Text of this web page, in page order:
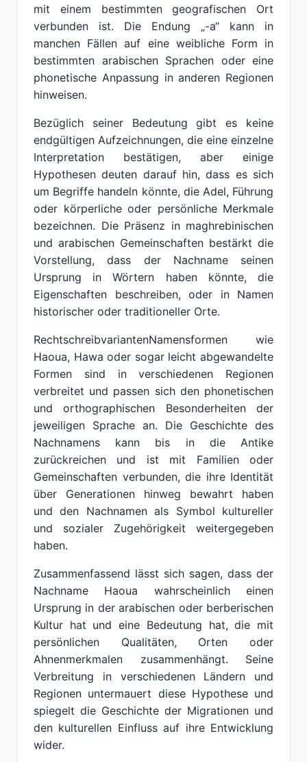
mit einem bestimmten geografischen Ort
verbunden ist. Die Endung „-a“ kann in
manchen Fällen auf eine weibliche Form in
bestimmten arabischen Sprachen oder eine
phonetische Anpassung in anderen Regionen
hinweisen.
Bezüglich seiner Bedeutung gibt es keine
endgültigen Aufzeichnungen, die eine einzelne
Interpretation bestätigen, aber einige
Hypothesen deuten darauf hin, dass es sich
um Begriffe handeln könnte, die Adel, Führung
oder körperliche oder persönliche Merkmale
bezeichnen. Die Präsenz in maghrebinischen
und arabischen Gemeinschaften bestärkt die
Vorstellung, dass der Nachname seinen
Ursprung in Wörtern haben könnte, die
Eigenschaften beschreiben, oder in Namen
historischer oder traditioneller Orte.
RechtschreibvariantenNamensformen wie
Haoua, Hawa oder sogar leicht abgewandelte
Formen sind in verschiedenen Regionen
verbreitet und passen sich den phonetischen
und orthographischen Besonderheiten der
jeweiligen Sprache an. Die Geschichte des
Nachnamens kann bis in die Antike
zurückreichen und ist mit Familien oder
Gemeinschaften verbunden, die ihre Identität
über Generationen hinweg bewahrt haben
und den Nachnamen als Symbol kultureller
und sozialer Zugehörigkeit weitergegeben
haben.
Zusammenfassend lässt sich sagen, dass der
Nachname Haoua wahrscheinlich einen
Ursprung in der arabischen oder berberischen
Kultur hat und eine Bedeutung hat, die mit
persönlichen Qualitäten, Orten oder
Ahnenmerkmalen zusammenhängt. Seine
Verbreitung in verschiedenen Ländern und
Regionen untermauert diese Hypothese und
spiegelt die Geschichte der Migrationen und
den kulturellen Einfluss auf ihre Entwicklung
wider.